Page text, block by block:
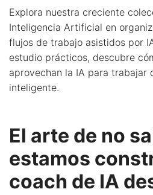
Explora nuestra creciente
Inteligencia Artificial en
flujos de trabajo asistidos por
estudio prácticos, descubre
aprovechan la IA para trabajar
inteligente.
El arte de no
estamos
coach de IA